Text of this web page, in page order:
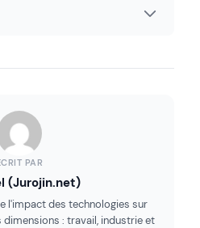
PAR
(Jurojin.net)
l'impact des technologies sur
dimensions : travail, industrie et